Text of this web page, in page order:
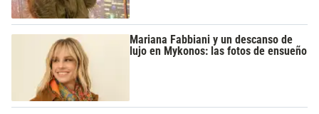
Mariana Fabbiani y un descanso de
lujo en Mykonos: las fotos de ensueño